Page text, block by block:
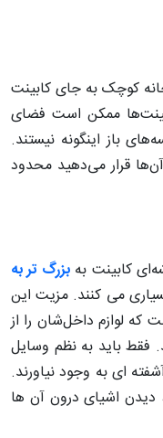
کوچک به جای کابینت
ممکن است فضای
باز اینگونه نیستند.
قرار می‌دهید محدود
کابینت بهبزرگ تر به
می کنند. مزیت این
که لوازم داخل‌شان را از
باید به نظم وسایل
ای به وجود نیاورند.
دیدن اشیای درون آن ها